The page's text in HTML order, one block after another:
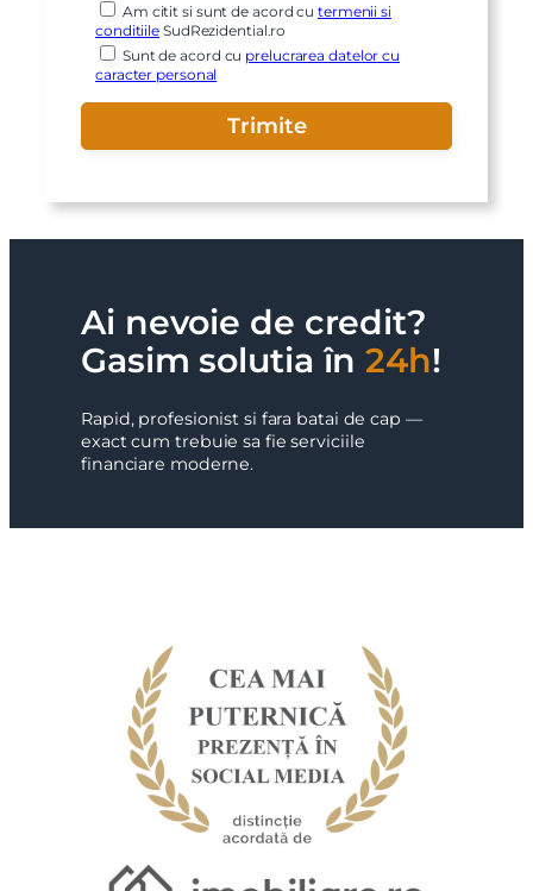
Am citit si sunt de acord cutermenii si
conditiile SudRezidential.ro
Sunt de acord cu prelucrarea datelor cu
caracter personal
Ai nevoie de credit?
Gasim solutia în24h!
Rapid, profesionist si fara batai de cap —
exact cum trebuie sa fie serviciile
financiare moderne.